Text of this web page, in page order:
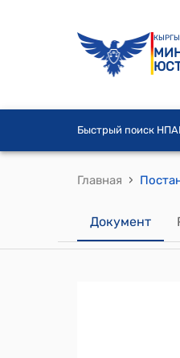
Быстрый поиск НПА
Главная ›
Документ